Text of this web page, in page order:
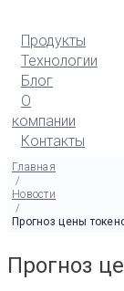
Продукты
Технологии
Блог
О
компании
Контакты
Главная
/
Новости
/
Прогноз цены
Прогноз